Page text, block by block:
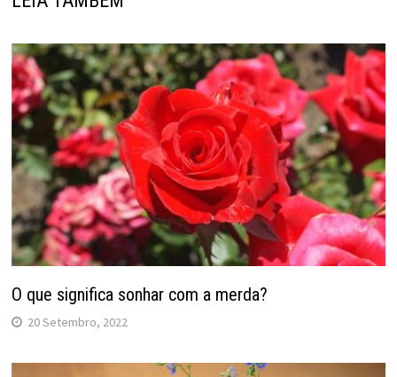
O que significa sonhar com a merda?
20 Setembro, 2022